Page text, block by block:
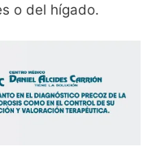
o del hígado.